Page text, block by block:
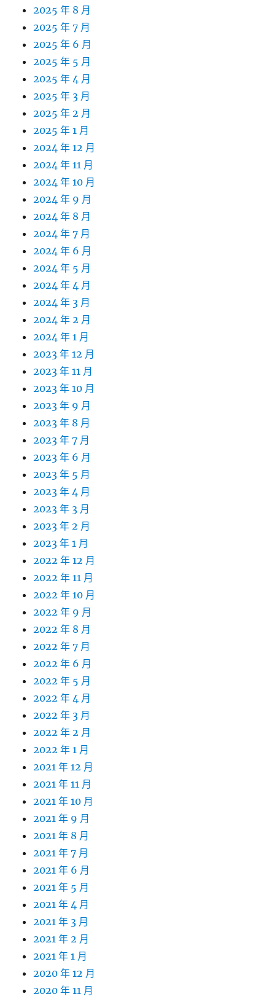
2025 年 8 月
2025 年 7 月
2025 年 6 月
2025 年 5 月
2025 年 4 月
2025 年 3 月
2025 年 2 月
2025 年 1 月
2024 年 12 月
2024 年 11 月
2024 年 10 月
2024 年 9 月
2024 年 8 月
2024 年 7 月
2024 年 6 月
2024 年 5 月
2024 年 4 月
2024 年 3 月
2024 年 2 月
2024 年 1 月
2023 年 12 月
2023 年 11 月
2023 年 10 月
2023 年 9 月
2023 年 8 月
2023 年 7 月
2023 年 6 月
2023 年 5 月
2023 年 4 月
2023 年 3 月
2023 年 2 月
2023 年 1 月
2022 年 12 月
2022 年 11 月
2022 年 10 月
2022 年 9 月
2022 年 8 月
2022 年 7 月
2022 年 6 月
2022 年 5 月
2022 年 4 月
2022 年 3 月
2022 年 2 月
2022 年 1 月
2021 年 12 月
2021 年 11 月
2021 年 10 月
2021 年 9 月
2021 年 8 月
2021 年 7 月
2021 年 6 月
2021 年 5 月
2021 年 4 月
2021 年 3 月
2021 年 2 月
2021 年 1 月
2020 年 12 月
2020 年 11 月